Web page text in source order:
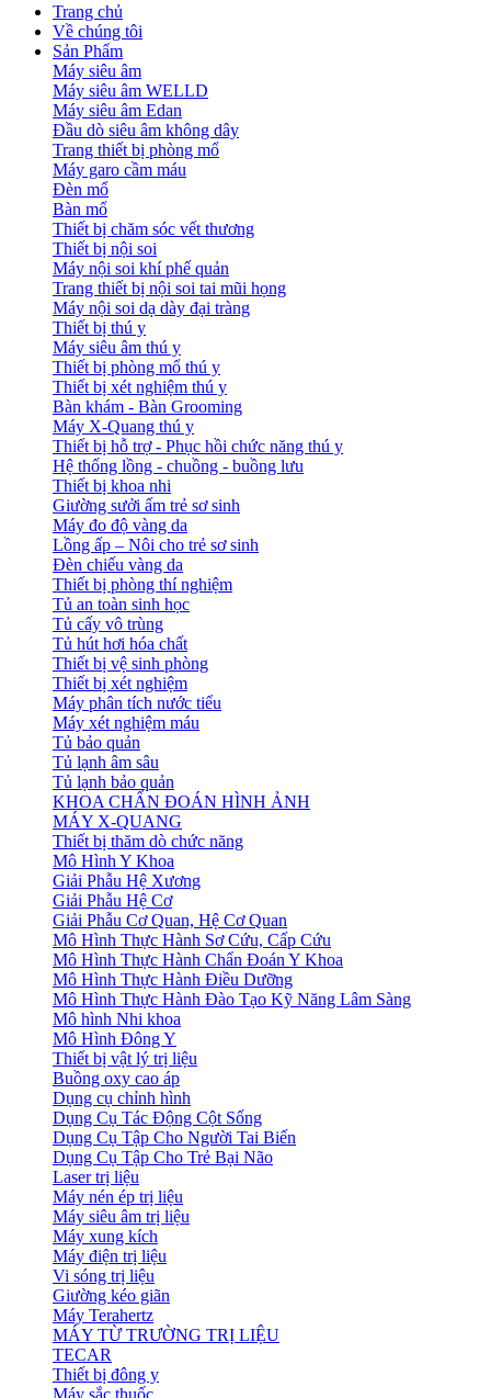
Trang chủ
Về chúng tôi
Sản Phẩm
Máy siêu âm
Máy siêu âm WELLD
Máy siêu âm Edan
Đầu dò siêu âm không dây
Trang thiết bị phòng mổ
Máy garo cầm máu
Đèn mổ
Bàn mổ
Thiết bị chăm sóc vết thương
Thiết bị nội soi
Máy nội soi khí phế quản
Trang thiết bị nội soi tai mũi họng
Máy nội soi dạ dày đại tràng
Thiết bị thú y
Máy siêu âm thú y
Thiết bị phòng mổ thú y
Thiết bị xét nghiệm thú y
Bàn khám - Bàn Grooming
Máy X-Quang thú y
Thiết bị hỗ trợ - Phục hồi chức năng thú y
Hệ thống lồng - chuồng - buồng lưu
Thiết bị khoa nhi
Giường sưởi ấm trẻ sơ sinh
Máy đo độ vàng da
Lồng ấp – Nôi cho trẻ sơ sinh
Đèn chiếu vàng da
Thiết bị phòng thí nghiệm
Tủ an toàn sinh học
Tủ cấy vô trùng
Tủ hút hơi hóa chất
Thiết bị vệ sinh phòng
Thiết bị xét nghiệm
Máy phân tích nước tiểu
Máy xét nghiệm máu
Tủ bảo quản
Tủ lạnh âm sâu
Tủ lạnh bảo quản
KHOA CHẨN ĐOÁN HÌNH ẢNH
MÁY X-QUANG
Thiết bị thăm dò chức năng
Mô Hình Y Khoa
Giải Phẫu Hệ Xương
Giải Phẫu Hệ Cơ
Giải Phẫu Cơ Quan, Hệ Cơ Quan
Mô Hình Thực Hành Sơ Cứu, Cấp Cứu
Mô Hình Thực Hành Chẩn Đoán Y Khoa
Mô Hình Thực Hành Điều Dưỡng
Mô Hình Thực Hành Đào Tạo Kỹ Năng Lâm Sàng
Mô hình Nhi khoa
Mô Hình Đông Y
Thiết bị vật lý trị liệu
Buồng oxy cao áp
Dụng cụ chỉnh hình
Dụng Cụ Tác Động Cột Sống
Dụng Cụ Tập Cho Người Tai Biến
Dụng Cụ Tập Cho Trẻ Bại Não
Laser trị liệu
Máy nén ép trị liệu
Máy siêu âm trị liệu
Máy xung kích
Máy điện trị liệu
Vi sóng trị liệu
Giường kéo giãn
Máy Terahertz
MÁY TỪ TRƯỜNG TRỊ LIỆU
TECAR
Thiết bị đông y
Máy sắc thuốc